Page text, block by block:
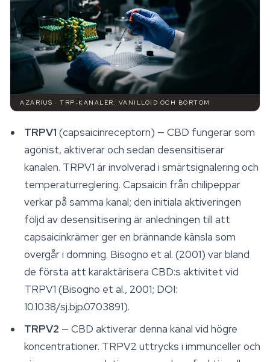
AZARIUS · TRP-KANALER: VANILLOID OCH BORTOM
TRPV1 (capsaicinreceptorn) — CBD fungerar som
agonist, aktiverar och sedan desensitiserar
kanalen. TRPV1 är involverad i smärtsignalering och
temperaturreglering. Capsaicin från chilipeppar
verkar på samma kanal; den initiala aktiveringen
följd av desensitisering är anledningen till att
capsaicinkrämer ger en brännande känsla som
övergår i domning. Bisogno et al. (2001) var bland
de första att karaktärisera CBD:s aktivitet vid
TRPV1 (Bisogno et al., 2001; DOI:
10.1038/sj.bjp.0703891).
TRPV2 — CBD aktiverar denna kanal vid högre
koncentrationer. TRPV2 uttrycks i immunceller och